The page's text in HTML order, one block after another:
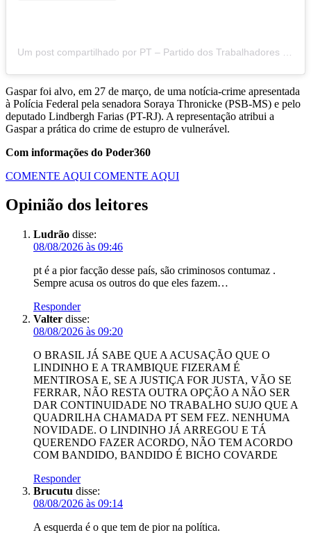
Gaspar foi alvo, em 27 de março, de uma notícia-crime apresentada
à Polícia Federal pela senadora Soraya Thronicke (PSB-MS) e pelo
deputado Lindbergh Farias (PT-RJ). A representação atribui a
Gaspar a prática do crime de estupro de vulnerável.
Com informações do Poder360
COMENTE AQUI COMENTE AQUI
Opinião dos leitores
Ludrão disse:
08/08/2026 às 09:46
pt é a pior facção desse país, são criminosos contumaz .
Sempre acusa os outros do que eles fazem…
Responder
Valter disse:
08/08/2026 às 09:20
O BRASIL JÁ SABE QUE A ACUSAÇÃO QUE O
LINDINHO E A TRAMBIQUE FIZERAM É
MENTIROSA E, SE A JUSTIÇA FOR JUSTA, VÃO SE
FERRAR, NÃO RESTA OUTRA OPÇÃO A NÃO SER
DAR CONTINUIDADE NO TRABALHO SUJO QUE A
QUADRILHA CHAMADA PT SEM FEZ. NENHUMA
NOVIDADE. O LINDINHO JÁ ARREGOU E TÁ
QUERENDO FAZER ACORDO, NÃO TEM ACORDO
COM BANDIDO, BANDIDO É BICHO COVARDE
Responder
Brucutu disse:
08/08/2026 às 09:14
A esquerda é o que tem de pior na política.